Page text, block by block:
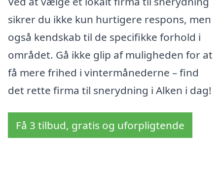
sikrer du ikke kun hurtigere respons, men
også kendskab til de specifikke forhold i
området. Gå ikke glip af muligheden for at
få mere frihed i vintermånederne – find
det rette firma til snerydning i Alken i dag!
Få 3 tilbud, gratis og uforpligtende